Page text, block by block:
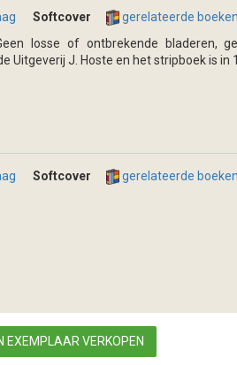
Softcover
gerelateerde boeken
losse of ontbrekende bladeren,
Uitgeverij J. Hoste en het stripboek is in
Softcover gerelateerde boeken
EXEMPLAAR VERKOPEN